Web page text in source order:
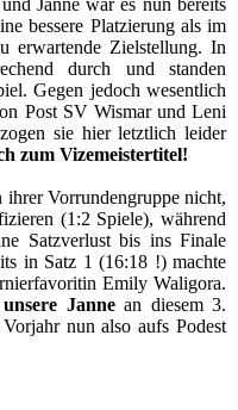
Janne war es nun bereits
bessere Platzierung als im
erwartende Zielstellung. In
durch und standen
Gegen jedoch wesentlich
Post SV Wismar und Leni
sie hier letztlich leider
zum Vizemeistertitel!
ihrer Vorrundengruppe nicht,
(1:2 Spiele), während
Satzverlust bis ins Finale
in Satz 1 (16:18 !) machte
Emily Waligora.
Jannean diesem 3.
nun also aufs Podest